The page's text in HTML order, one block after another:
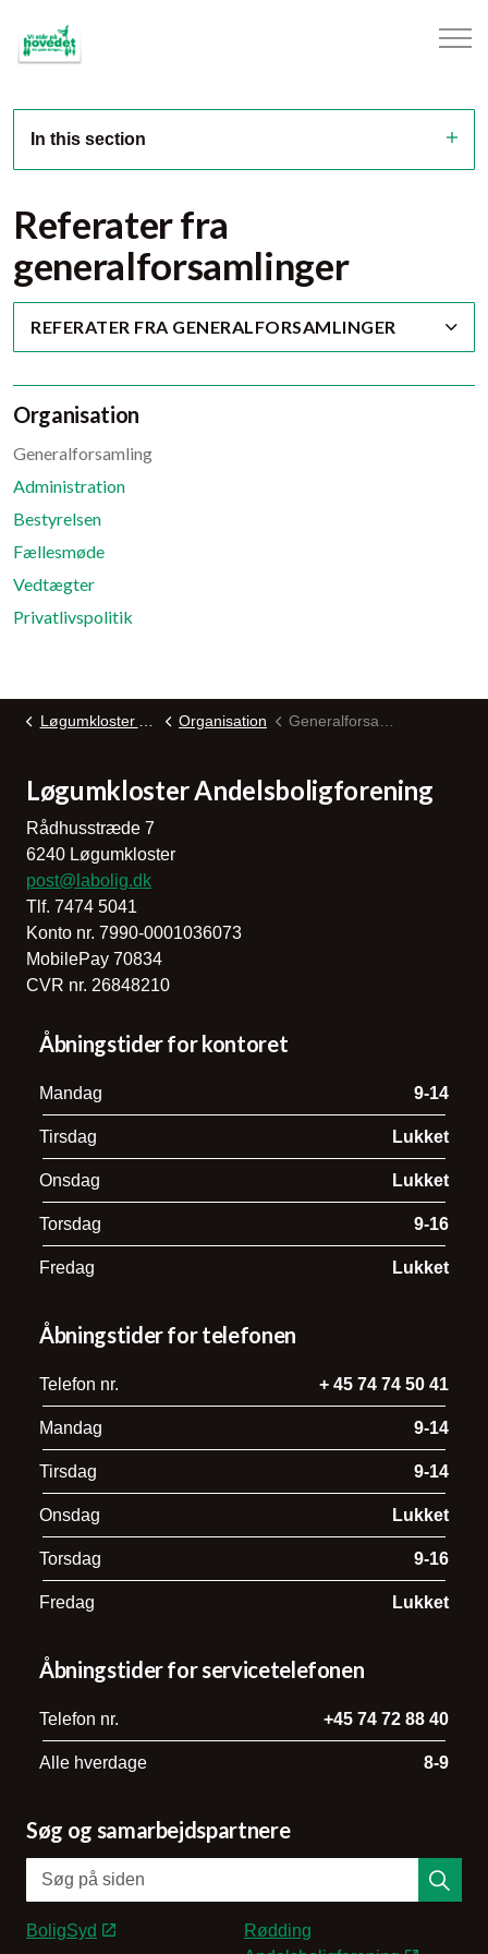
In this section
Referater fra
generalforsamlinger
REFERATER FRA GENERALFORSAMLINGER
Organisation
Generalforsamling
Administration
Bestyrelsen
Fællesmøde
Vedtægter
Privatlivspolitik
Løgumkloster Andelsboligforening Organisation Generalforsamling
Løgumkloster Andelsboligforening
Rådhusstræde 7
6240 Løgumkloster
post@labolig.dk
Tlf. 7474 5041
Konto nr. 7990-0001036073
MobilePay 70834
CVR nr. 26848210
Åbningstider for kontoret
Mandag 9-14
Tirsdag Lukket
Onsdag Lukket
Torsdag 9-16
Fredag Lukket
Åbningstider for telefonen
Telefon nr. + 45 74 74 50 41
Mandag 9-14
Tirsdag 9-14
Onsdag Lukket
Torsdag 9-16
Fredag Lukket
Åbningstider for servicetelefonen
Telefon nr. +45 74 72 88 40
Alle hverdage 8-9
Søg og samarbejdspartnere
BoligSyd
Rødding